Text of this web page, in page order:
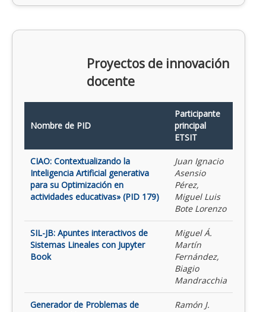
Proyectos de innovación
docente
Nombre de PID
Participante
principal
ETSIT
CIAO: Contextualizando la
Inteligencia Artificial generativa
para su Optimización en
actividades educativas» (PID 179)
Juan Ignacio
Asensio
Pérez,
Miguel Luis
Bote Lorenzo
SIL-JB: Apuntes interactivos de
Sistemas Lineales con Jupyter
Book
Miguel Á.
Martín
Fernández,
Biagio
Mandracchia
Generador de Problemas de
Ramón J.